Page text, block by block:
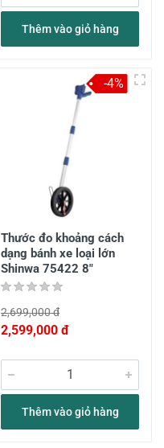
Thêm vào giỏ hàng
Thước đo khoảng cách
dạng bánh xe loại lớn
Shinwa 75422 8"
2,699,000 đ
2,599,000 đ
Thêm vào giỏ hàng
-4%